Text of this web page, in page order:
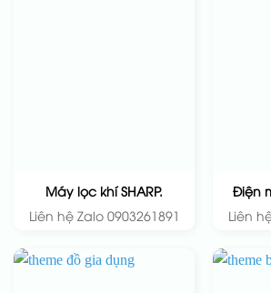
Máy lọc khí SHARP.
Liên hệ Zalo 0903261891
Điện
Liên